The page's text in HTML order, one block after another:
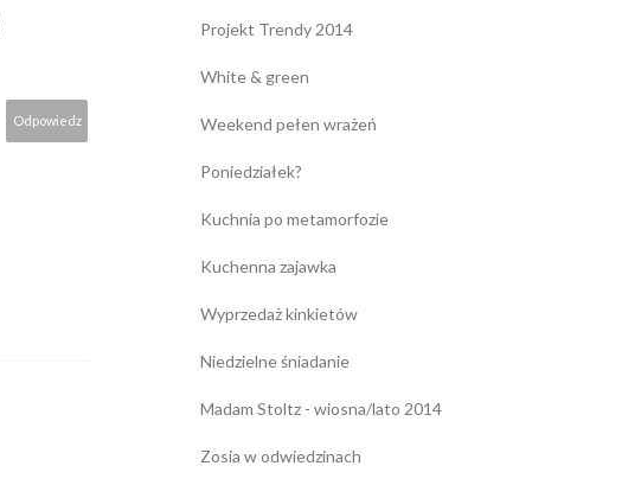
Odpowiedz
Projekt Trendy 2014
White & green
Weekend pełen wrażeń
Poniedziałek?
Kuchnia po metamorfozie
Kuchenna zajawka
Wyprzedaż kinkietów
Niedzielne śniadanie
Madam Stoltz - wiosna/lato 2014
Zosia w odwiedzinach